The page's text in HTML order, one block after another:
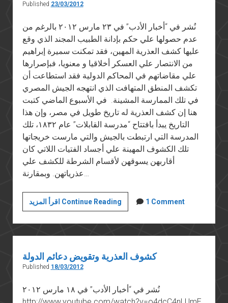
Published 23/03/2012
نُشر في “أخبار الأدب” في ٢٣ مارس ٢٠١٢ بالرغم من
عدم حصولها علي حكم بإدانة الطبيب المجند الذي وقع
عليها كشف العذرية المهين، فقد تمكنت سميرة إبراهيم
من الانتصار علي العسكر أخلاقيا و معنويا، فبإصرارها
علي مقاضاتهم في المحاكم الدولية فقد استطاعت أن
تكشف المنطق المتهافت الذي انتهجه الجيش المصري
في تلك الممارسة المشينة. في الأسبوع الماضي كتبت
هنا إن كشف العذرية له تاريخ طويل في مصر، وإن هذا
التاريخ يبدأ بافتتاح “مدرسة القابلات” عام ١٨٣٢، تلك
المدرسة التي ارتبطت بالجيش والتي مارست خريجاتها
تلك الكشوف المهينة علي أجساد الفتيات اللاتي كان
أقاربهن يسوقهن لأقسام الشرطة للكشف علي
عذرياتهن. وبمقارنة…
اقرأ المزيد Continue Readingشرف
سميرة
وفضيحة
الجيش
1 Comment
كشوف العذرية وتقويض دعائم الدولة
Published 18/03/2012
نُشر في “أخبار الأدب” في ١٨ مارس ٢٠١٢